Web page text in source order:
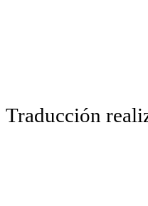
Traducción